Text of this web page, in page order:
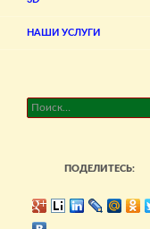
НАШИ УСЛУГИ
Найти:
ПОДЕЛИТЕСЬ: